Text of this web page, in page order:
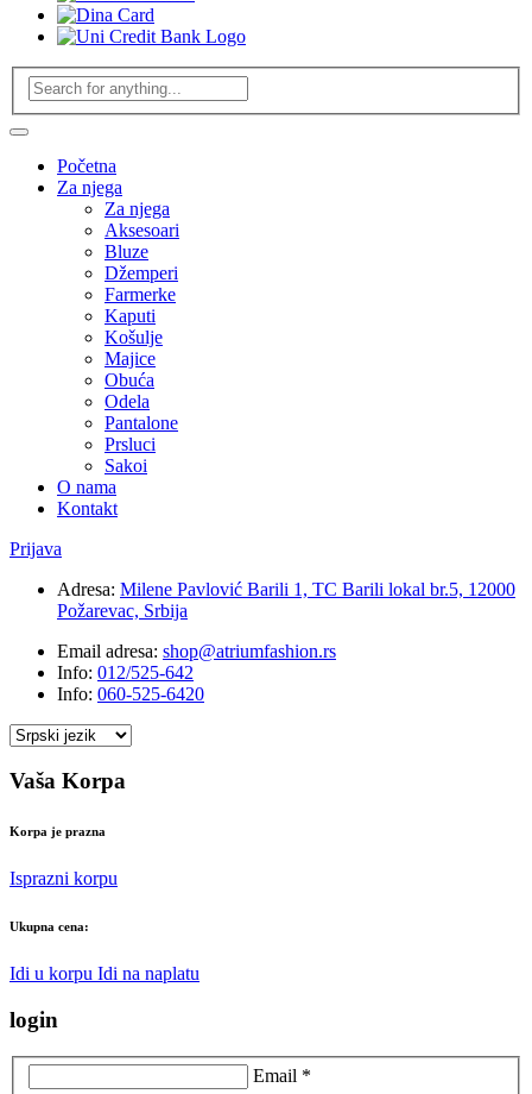
Početna
Za njega
Za njega
Aksesoari
Bluze
Džemperi
Farmerke
Kaputi
Košulje
Majice
Obuća
Odela
Pantalone
Prsluci
Sakoi
O nama
Kontakt
Prijava
Adresa: Milene Pavlović Barili 1, TC Barili lokal br.5, 12000
Požarevac, Srbija
Email adresa: shop@atriumfashion.rs
Info: 012/525-642
Info: 060-525-6420
Vaša Korpa
Korpa je prazna
Isprazni korpu
Ukupna cena:
Idi u korpu Idi na naplatu
login
Email *